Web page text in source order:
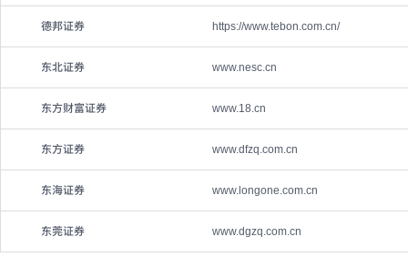
德邦证券 https://www.tebon.com.cn/
东北证券 www.nesc.cn
东方财富证券 www.18.cn
东方证券 www.dfzq.com.cn
东海证券 www.longone.com.cn
东莞证券 www.dgzq.com.cn